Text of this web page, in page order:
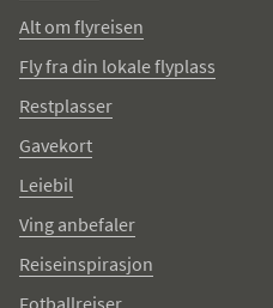
Alt om flyreisen
Fly fra din lokale flyplass
Restplasser
Gavekort
Leiebil
Ving anbefaler
Reiseinspirasjon
Fotballreiser